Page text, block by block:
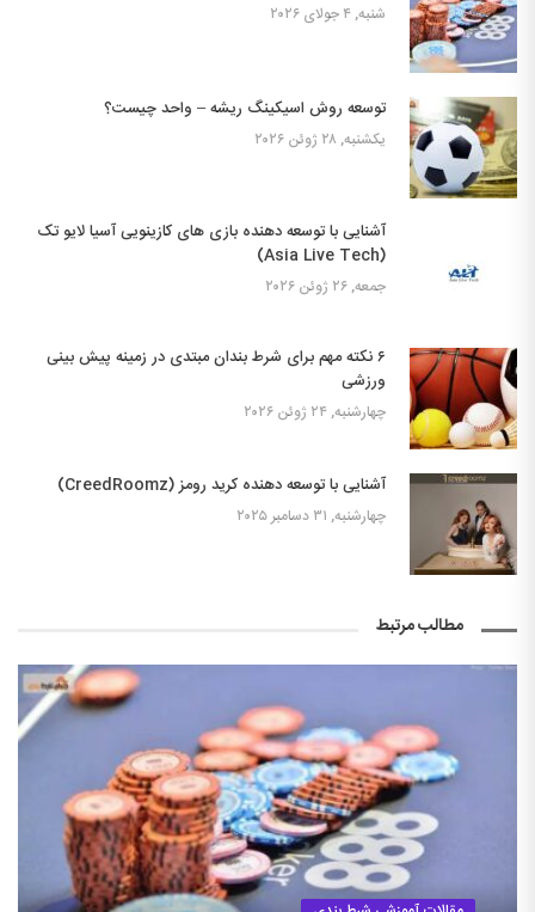
شنبه, ۴ جولای ۲۰۲۶
توسعه روش اسیکینگ ریشه – واحد چیست؟
یکشنبه, ۲۸ ژوئن ۲۰۲۶
آشنایی با توسعه دهنده بازی های کازینویی آسیا لایو تک
(Asia Live Tech)
جمعه, ۲۶ ژوئن ۲۰۲۶
۶ نکته مهم برای شرط بندان مبتدی در زمینه پیش بینی
ورزشی
چهارشنبه, ۲۴ ژوئن ۲۰۲۶
آشنایی با توسعه دهنده کرید رومز (CreedRoomz)
چهارشنبه, ۳۱ دسامبر ۲۰۲۵
مطالب مرتبط